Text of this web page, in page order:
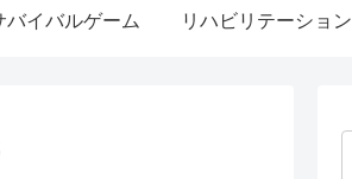
バイバルゲーム リハビリテーション